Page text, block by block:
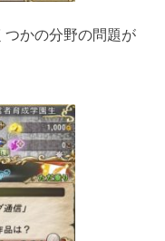
かの分野の問題が